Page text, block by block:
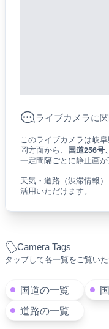
Camera Tags
タップして各一覧をご覧い
国道の一覧
道路の一覧
ライブカメラに
このライブカメラは岐
岡方面から、 国道256号
一定間隔ごとに静止画
天気・道路（渋滞情報
活用いただけます。